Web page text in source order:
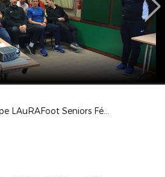
Coupe LAuRAFoot Seniors Féminines : le GF38 (B) s'impose dace au FC St Etienne